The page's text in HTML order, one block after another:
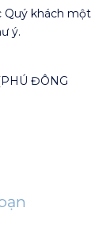
Quý khách một
ý.
ĐÔNG